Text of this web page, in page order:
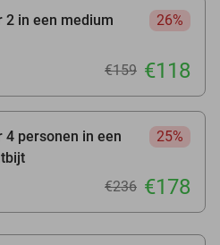
2 in een medium
26%
€159 €118
4 personen in een
25%
€236 €178